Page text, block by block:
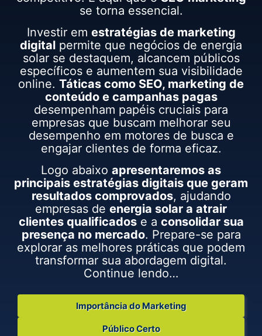
se torna essencial.
Investir em estratégias de marketing
digital permite que negócios de energia
solar se destaquem, alcancem públicos
específicos e aumentem sua visibilidade
online. Táticas como SEO, marketing de
conteúdo e campanhas pagas
desempenham papéis cruciais para
empresas que buscam melhorar seu
desempenho em motores de busca e
engajar clientes de forma eficaz.
Logo abaixo apresentaremos as
principais estratégias digitais que geram
resultados comprovados, ajudando
empresas de energia solar a atrair
clientes qualificadose a consolidar sua
presença no mercado. Prepare-se para
explorar as melhores práticas que podem
transformar sua abordagem digital.
Continue lendo…
Importância do Marketing
Público Certo